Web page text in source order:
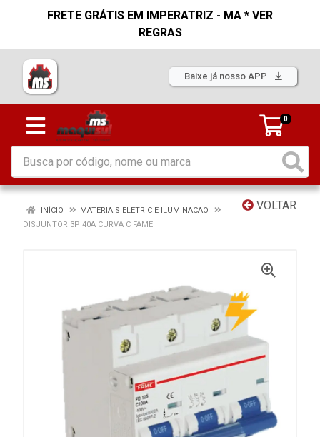
FRETE GRÁTIS EM IMPERATRIZ - MA * VER
REGRAS
Baixe já nosso APP
0
VOLTAR
INÍCIO
MATERIAIS ELETRIC E ILUMINACAO
DISJUNTOR 3P 40A CURVA C FAME